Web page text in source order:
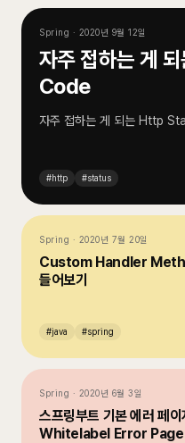
Spring · 2020년 9월 12일
자주 접하는 게
Code
자주 접하는 게 되는 Http
#http #status
Spring · 2020년 7월 20일
Custom Handler
들어보기
#java #spring
Spring · 2020년 6월 3일
스프링부트 기본 에러 페
Whitelabel Error Page